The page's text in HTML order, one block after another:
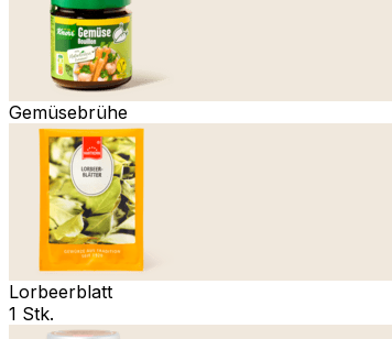
Gemüsebrühe
Lorbeerblatt
1 Stk.